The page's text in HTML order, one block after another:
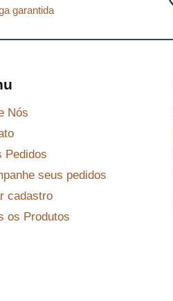
garantida
Nós
Pedidos
seus pedidos
cadastro
os Produtos